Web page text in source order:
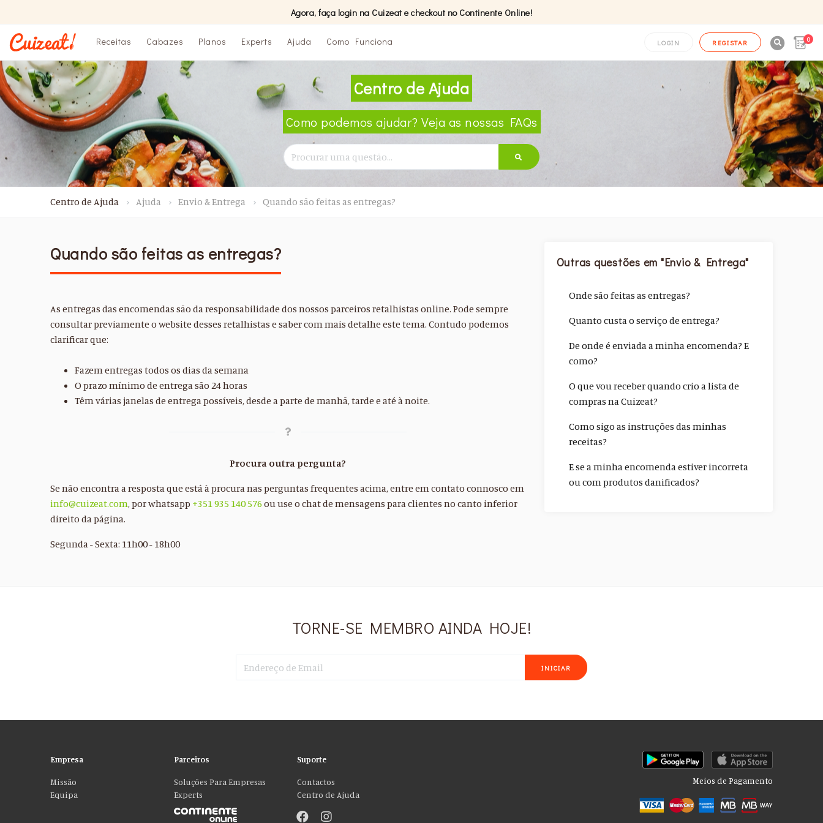
Agora, faça login na Cuizeat e checkout no Continente Online!
Receitas Cabazes Planos Experts Ajuda Como Funciona LOGIN REGISTAR 0
Centro de Ajuda
Como podemos ajudar? Veja as nossas FAQs
Centro de Ajuda Ajuda Envio & Entrega Quando são feitas as entregas?
Quando são feitas as entregas?
As entregas das encomendas são da responsabilidade dos nossos parceiros retalhistas online. Pode sempre
consultar previamente o website desses retalhistas e saber com mais detalhe este tema. Contudo podemos
clarificar que:
Fazem entregas todos os dias da semana
O prazo mínimo de entrega são 24 horas
Têm várias janelas de entrega possíveis, desde a parte de manhã, tarde e até à noite.
Procura outra pergunta?
Se não encontra a resposta que está à procura nas perguntas frequentes acima, entre em contato connosco em
info@cuizeat.com, por whatsapp +351 935 140 576 ou use o chat de mensagens para clientes no canto inferior
direito da página.
Segunda - Sexta: 11h00 - 18h00
Outras questões em "Envio & Entrega"
Onde são feitas as entregas?
Quanto custa o serviço de entrega?
De onde é enviada a minha encomenda? E
como?
O que vou receber quando crio a lista de
compras na Cuizeat?
Como sigo as instruções das minhas
receitas?
E se a minha encomenda estiver incorreta
ou com produtos danificados?
TORNE-SE MEMBRO AINDA HOJE!
INICIAR
Empresa
Missão
Equipa
Parceiros
Soluções Para Empresas
Experts
Suporte
Contactos
Centro de Ajuda
Meios de Pagamento